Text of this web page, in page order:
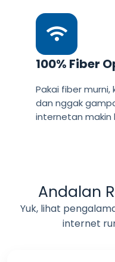
100% Fiber
Pakai fiber murni,
dan nggak
internetan makin
Andalan
Yuk, lihat
internet